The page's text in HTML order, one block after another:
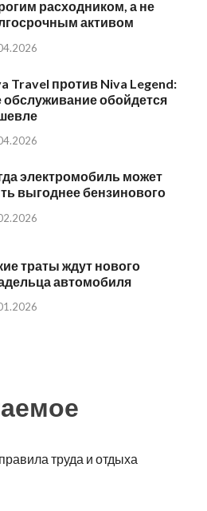
расходником, а не
активом
Travel против Niva Legend:
обслуживание обойдется
электромобиль может
выгоднее бензинового
траты ждут нового
автомобиля
труда и отдыха